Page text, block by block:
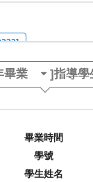
系2-4
修1-4
畢業 ]指導學
畢業時間
學號
學生姓名